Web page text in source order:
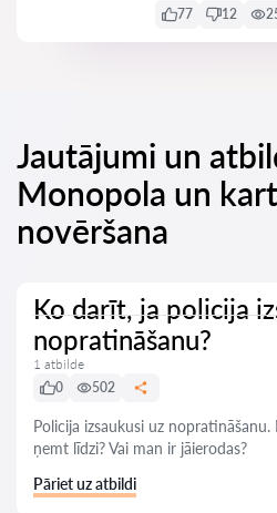
77 12
Jautājumi un
Monopola un
novēršana
Ko darīt, ja policija
nopratināšanu?
1 atbilde
0
502
Policija izsaukusi uz
ņemt līdzi? Vai man ir jāierodas?
Pāriet uz atbildi